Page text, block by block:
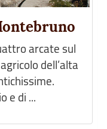
arcate sul
dell’alta
e di ...